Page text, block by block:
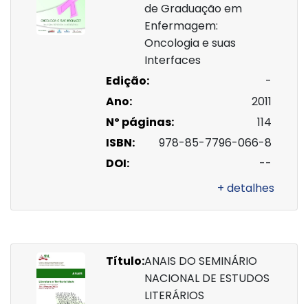
de Graduação em
Enfermagem:
Oncologia e suas
Interfaces
Edição:
-
Ano:
2011
Nº páginas:
114
ISBN:
978-85-7796-066-8
DOI:
--
+ detalhes
Título:ANAIS DO SEMINÁRIO
NACIONAL DE ESTUDOS
LITERÁRIOS